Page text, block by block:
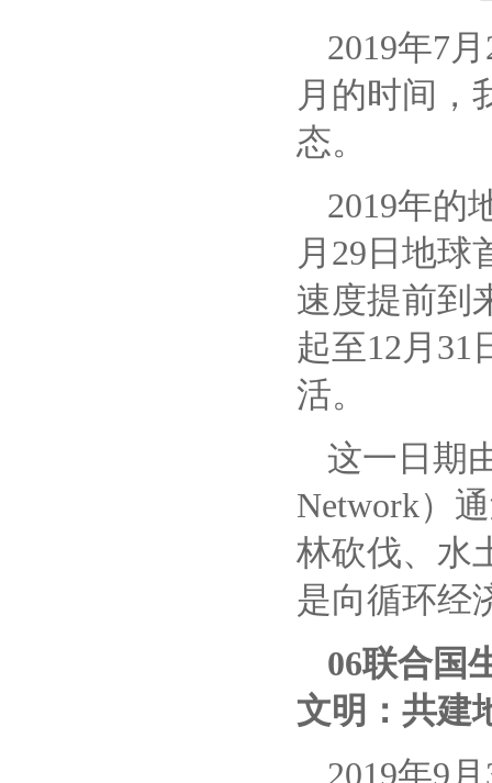
2019年7
月的时间，
态。
2019年的
月29日地球
速度提前到
起至12月31
活。
这一日期
Network）
林砍伐、水
是向循环经
06联合国
文明：共建
2019年9